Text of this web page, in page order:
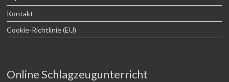
Kontakt
Cookie-Richtlinie (EU)
Online Schlagzeugunterricht